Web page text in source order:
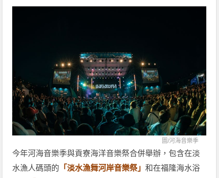
圖/河海音樂季
今年河海音樂季與貢寮海洋音樂祭合併舉辦，包含在淡
水漁人碼頭的 「淡水漁舞河岸音樂祭」和在福隆海水浴